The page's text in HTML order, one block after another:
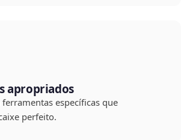
apropriados
específicas que
perfeito.